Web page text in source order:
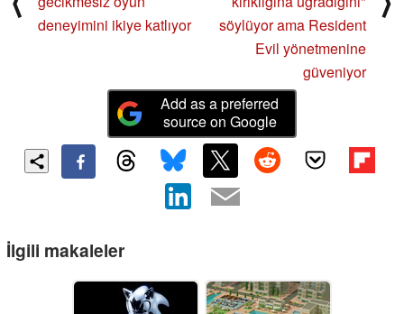
deneyimini ikiye katlıyor
söylüyor ama Resident
Evil yönetmenine
güveniyor
Add as a preferred
source on Google
İlgili makaleler